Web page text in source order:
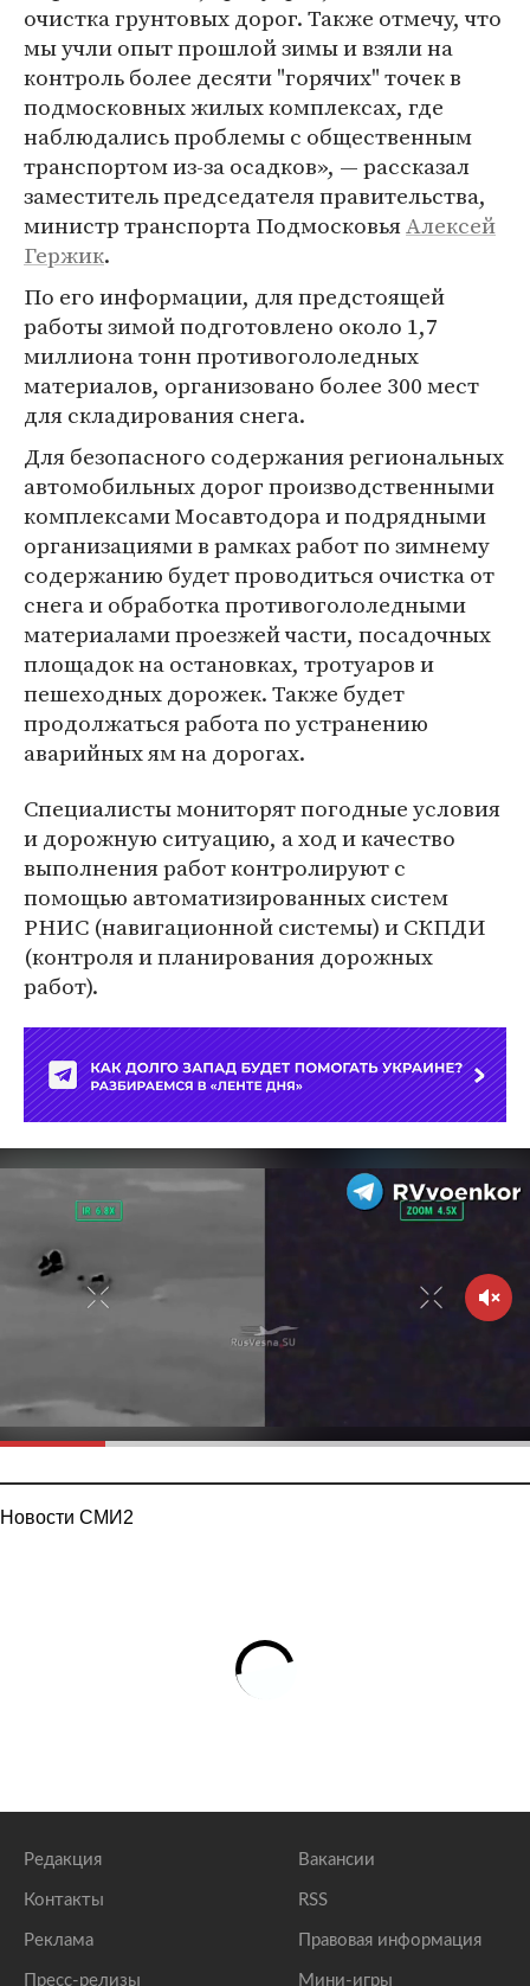
очистка грунтовых дорог. Также отмечу, что
мы учли опыт прошлой зимы и взяли на
контроль более десяти "горячих" точек в
подмосковных жилых комплексах, где
наблюдались проблемы с общественным
транспортом из-за осадков», — рассказал
заместитель председателя правительства,
министр транспорта ПодмосковьяАлексей
Гержик.
По его информации, для предстоящей
работы зимой подготовлено около 1,7
миллиона тонн противогололедных
материалов, организовано более 300 мест
для складирования снега.
Для безопасного содержания региональных
автомобильных дорог производственными
комплексами Мосавтодора и подрядными
организациями в рамках работ по зимнему
содержанию будет проводиться очистка от
снега и обработка противогололедными
материалами проезжей части, посадочных
площадок на остановках, тротуаров и
пешеходных дорожек. Также будет
продолжаться работа по устранению
аварийных ям на дорогах.
Специалисты мониторят погодные условия
и дорожную ситуацию, а ход и качество
выполнения работ контролируют с
помощью автоматизированных систем
РНИС (навигационной системы) и СКПДИ
(контроля и планирования дорожных
работ).
Новости СМИ2
Редакция
Контакты
Реклама
Пресс-релизы
Вакансии
RSS
Правовая информация
Мини-игры